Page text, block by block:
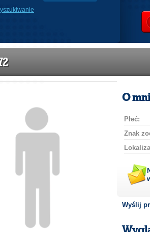
O
Płeć:
Znak
Wyślij